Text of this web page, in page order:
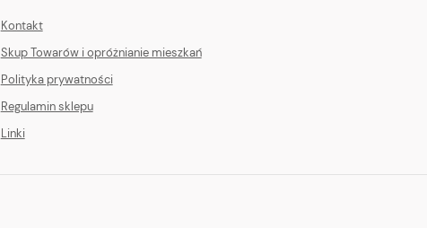
Kontakt
Skup Towarów i opróżnianie mieszkań
Polityka prywatności
Regulamin sklepu
Linki